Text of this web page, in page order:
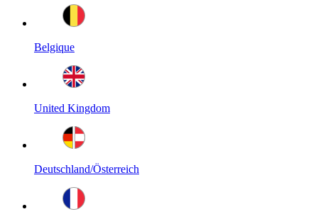
Belgique
United Kingdom
Deutschland/Österreich